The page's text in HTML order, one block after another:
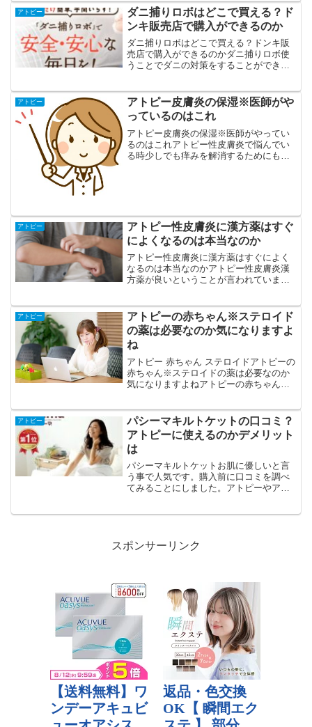
アトピー
ダニ捕りロボはどこで買える？ド
ンキ販売店で購入ができるのか
ダニ捕りロボはどこで買える？ドンキ販
売店で購入ができるのかダニ捕りロボ使
うことでダニの対策をすることができる
ことにしました。アトピー性皮膚炎など
でも何対策をしておくこと...
アトピー
アトピー皮膚炎の保湿※医師がや
っているのはこれ
アトピー皮膚炎の保湿※医師がやってい
るのはこれアトピー性皮膚炎で悩んでい
る時少しでも痒みを解消するためにも保
アトピー
アトピー性皮膚炎に漢方薬はすぐ
によくなるのは本当なのか
アトピー性皮膚炎に漢方薬はすぐによく
なるのは本当なのかアトピー性皮膚炎漢
方薬が良いということが言われていま
ではないでしょうか。病院でいろいろな
薬を使って、ひどい状態にな...
アトピー
アトピーの赤ちゃん※ステロイド
の薬は必要なのか気になりますよ
ね
アトピー 赤ちゃん ステロイドアトピーの
赤ちゃん※ステロイドの薬は必要なのか
気になりますよねアトピーの赤ちゃんス
は非常に多くなっているということで、
小児科や皮膚科通院し...
アトピー
パシーマキルトケットの口コミ？
アトピーに使えるのかデメリット
は
パシーマキルトケットお肌に優しいと言
う事で人気です。購入前に口コミを調べ
てみることにしました。アトピーやアレ
スポンサーリンク